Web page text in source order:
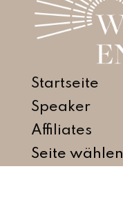
Startseite
Speaker
Affiliates
Seite wählen